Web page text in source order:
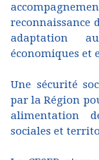
reconnaissance
adaptation
économiques et
Une sécurité
par la Région
alimentation
sociales et